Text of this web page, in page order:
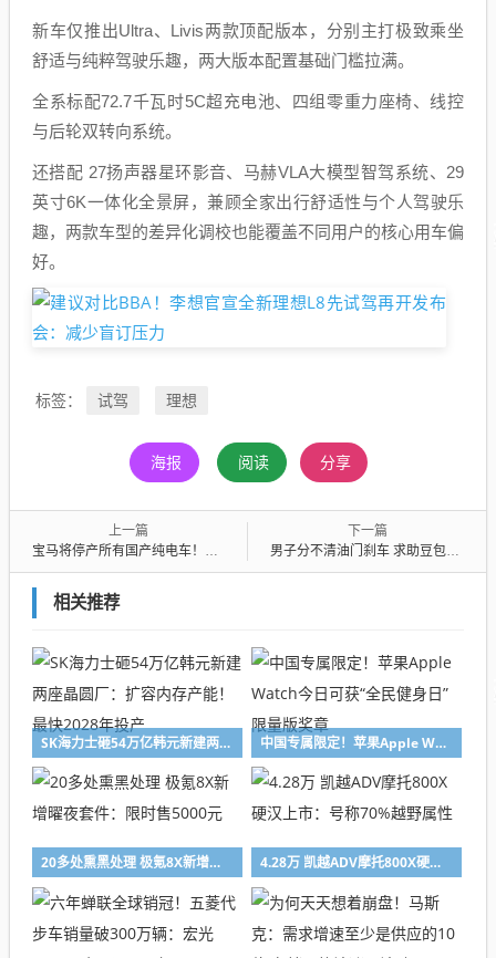
新车仅推出Ultra、Livis两款顶配版本，分别主打极致乘坐
舒适与纯粹驾驶乐趣，两大版本配置基础门槛拉满。
全系标配72.7千瓦时5C超充电池、四组零重力座椅、线控
与后轮双转向系统。
还搭配 27扬声器星环影音、马赫VLA大模型智驾系统、29
英寸6K一体化全景屏，兼顾全家出行舒适性与个人驾驶乐
趣，两款车型的差异化调校也能覆盖不同用户的核心用车偏
好。
标签： 试驾 理想
海报 阅读 分享
上一篇
宝马将停产所有国产纯电车！全力筹备国产BMW新世代车型
下一篇
男子分不清油门刹车 求助豆包现学偷车和量刑 侥幸得手被警方抓获
相关推荐
SK海力士砸54万亿韩元新建两座晶圆厂：扩容内存产能！最快2028年投产 中国专属限定！苹果Apple Watch今日可获“全民健身日”限量版奖章
20多处熏黑处理 极氪8X新增曜夜套件：限时售5000元 4.28万 凯越ADV摩托800X硬汉上市：号称70%越野属性